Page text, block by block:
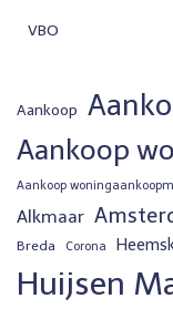
VBO
Aankoop
Aankoop
Aankoop
Alkmaar
Breda Corona
Huijsen